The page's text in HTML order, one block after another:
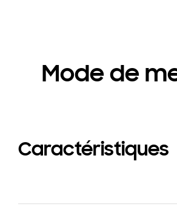
Mode de
Caractéristiques